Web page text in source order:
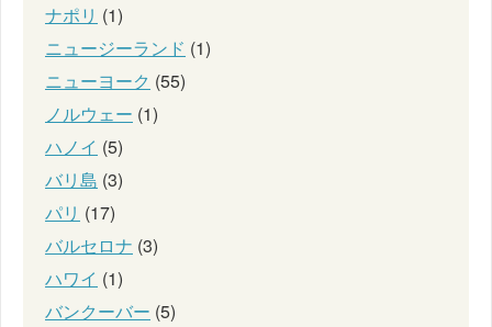
ナポリ (1)
ニュージーランド (1)
ニューヨーク (55)
ノルウェー (1)
ハノイ (5)
バリ島 (3)
パリ (17)
バルセロナ (3)
ハワイ (1)
バンクーバー (5)